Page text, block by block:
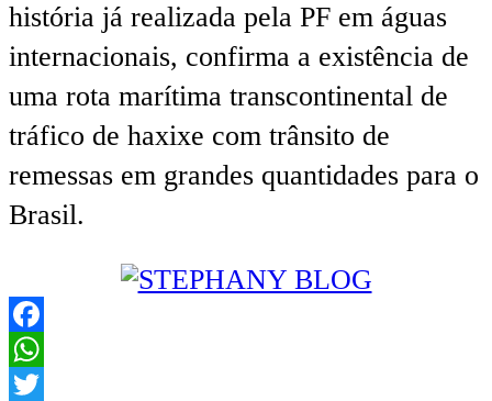
história já realizada pela PF em águas
internacionais, confirma a existência de
uma rota marítima transcontinental de
tráfico de haxixe com trânsito de
remessas em grandes quantidades para o
Brasil.
Facebook
WhatsApp